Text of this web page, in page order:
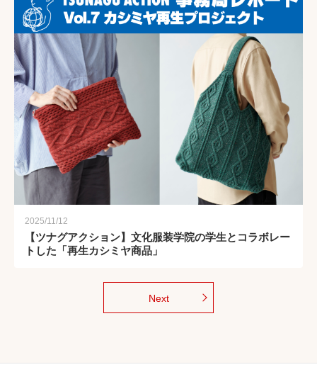
2025/11/12
【ツナグアクション】文化服装学院の学生とコラボレー
トした「再生カシミヤ商品」
Next